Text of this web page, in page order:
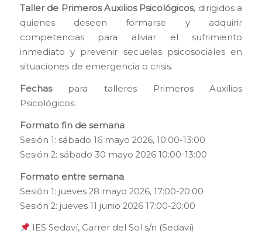
Taller de Primeros Auxilios Psicológicos, dirigidos a
quienes deseen formarse y adquirir
competencias para aliviar el sufrimiento
inmediato y prevenir secuelas psicosociales en
situaciones de emergencia o crisis.
Fechaspara talleres Primeros Auxilios
Psicológicos:
Formato fin de semana
Sesión 1: sábado 16 mayo 2026, 10:00-13:00
Sesión 2: sábado 30 mayo 2026 10:00-13:00
Formato entre semana
Sesión 1: jueves 28 mayo 2026, 17:00-20:00
Sesión 2: jueves 11 junio 2026 17:00-20:00
IES Sedaví, Carrer del Sol s/n (Sedaví)